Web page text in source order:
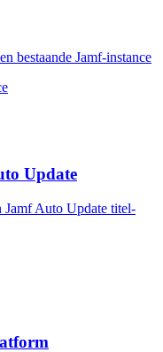
bestaande Jamf-instance
Update
Jamf Auto Update titel-